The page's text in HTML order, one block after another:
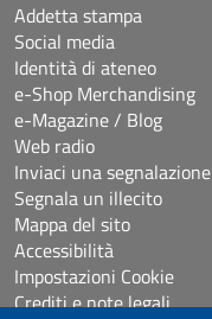
Addetta stampa
Social media
Identità di ateneo
e-Shop Merchandising
e-Magazine / Blog
Web radio
Inviaci una segnalazione
Segnala un illecito
Mappa del sito
Accessibilità
Impostazioni Cookie
Crediti e note legali